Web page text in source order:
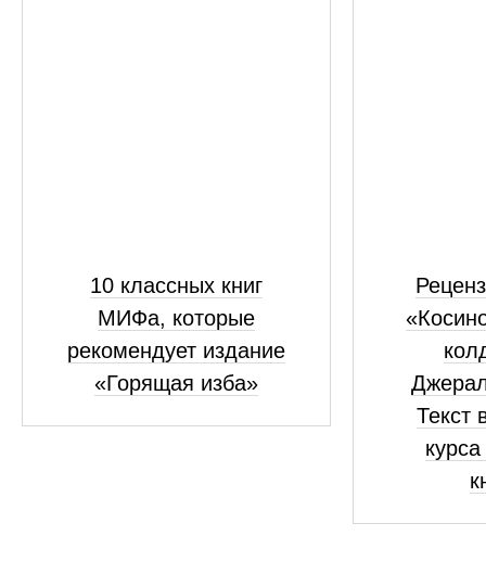
10 классных книг
МИФа, которые
рекомендует издание
«Горящая изба»
Текст